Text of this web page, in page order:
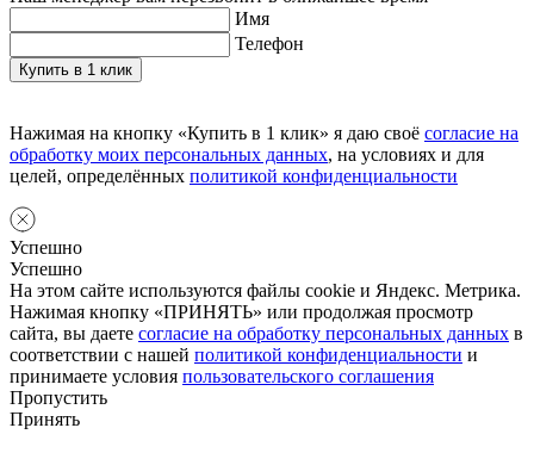
Имя
Телефон
Нажимая на кнопку «Купить в 1 клик» я даю своё согласие на
обработку моих персональных данных, на условиях и для
целей, определённых политикой конфиденциальности
Успешно
Успешно
На этом сайте используются файлы cookie и Яндекс. Метрика.
Нажимая кнопку «ПРИНЯТЬ» или продолжая просмотр
сайта, вы даете согласие на обработку персональных данных в
соответствии с нашей политикой конфиденциальности и
принимаете условия пользовательского соглашения
Пропустить
Принять